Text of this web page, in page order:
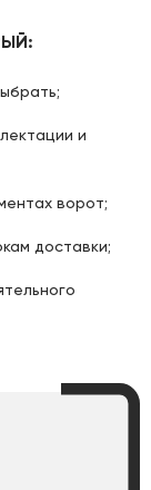
и
ворот;
доставки;